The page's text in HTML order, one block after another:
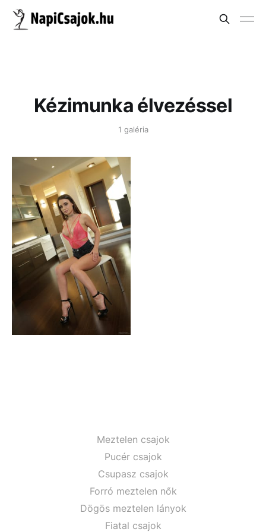
Kézimunka élvezéssel
1 galéria
Meztelen csajok
Pucér csajok
Csupasz csajok
Forró meztelen nők
Dögös meztelen lányok
Fiatal csajok